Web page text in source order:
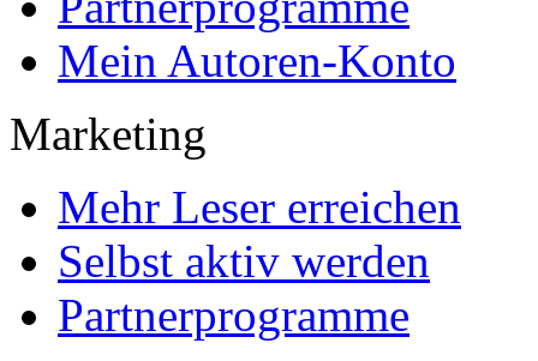
Mein Autoren-Konto
Marketing
Mehr Leser erreichen
Selbst aktiv werden
Partnerprogramme